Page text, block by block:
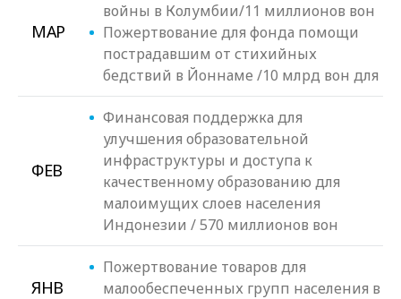
МАР
войны в Колумбии/11 миллионов вон
Пожертвование для фонда помощи
пострадавшим от стихийных
бедствий в Йоннаме /10 млрд вон для
ФЕВ
Финансовая поддержка для
улучшения образовательной
инфраструктуры и доступа к
качественному образованию для
малоимущих слоев населения
Индонезии / 570 миллионов вон
ЯНВ
Пожертвование товаров для
малообеспеченных групп населения в